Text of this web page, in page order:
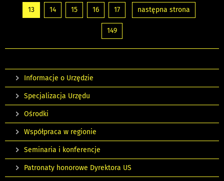
13 14 15 16 17 następna strona
149
Informacje o Urzędzie
Specjalizacja Urzędu
Ośrodki
Współpraca w regionie
Seminaria i konferencje
Patronaty honorowe Dyrektora US